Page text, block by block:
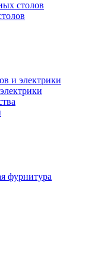
фурнитура